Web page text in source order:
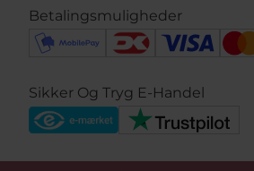
Betalingsmuligheder
Sikker Og Tryg E-Handel